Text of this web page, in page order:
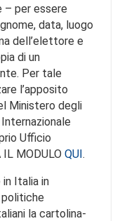
– per essere
data, luogo
dell’elettore e
di un
Per tale
l’apposito
Ministero degli
Ufficio
MODULO QUI.
Italia in
la cartolina-